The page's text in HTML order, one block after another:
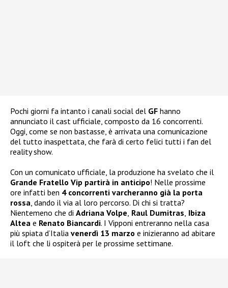
Pochi giorni fa intanto i canali social del GF hanno
annunciato il cast ufficiale, composto da 16 concorrenti.
Oggi, come se non bastasse, è arrivata una comunicazione
del tutto inaspettata, che farà di certo felici tutti i fan del
reality show.
Con un comunicato ufficiale, la produzione ha svelato che il
Grande Fratello Vip partirà in anticipo! Nelle prossime
ore infatti ben 4 concorrenti varcheranno già la porta
rossa , dando il via al loro percorso. Di chi si tratta?
Nientemeno che di Adriana Volpe Raul Dumitras Ibiza
Altea e Renato Biancardi. I Vipponi entreranno nella casa
più spiata d’Italia venerdì 13 marzo e inizieranno ad abitare
il loft che li ospiterà per le prossime settimane.